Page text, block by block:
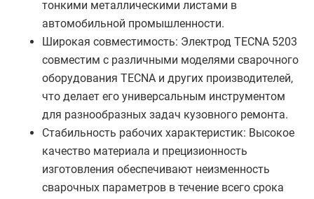
тонкими металлическими листами в
автомобильной промышленности.
Широкая совместимость: Электрод TECNA 5203
совместим с различными моделями сварочного
оборудования TECNA и других производителей,
что делает его универсальным инструментом
для разнообразных задач кузовного ремонта.
Стабильность рабочих характеристик: Высокое
качество материала и прецизионность
изготовления обеспечивают неизменность
сварочных параметров в течение всего срока